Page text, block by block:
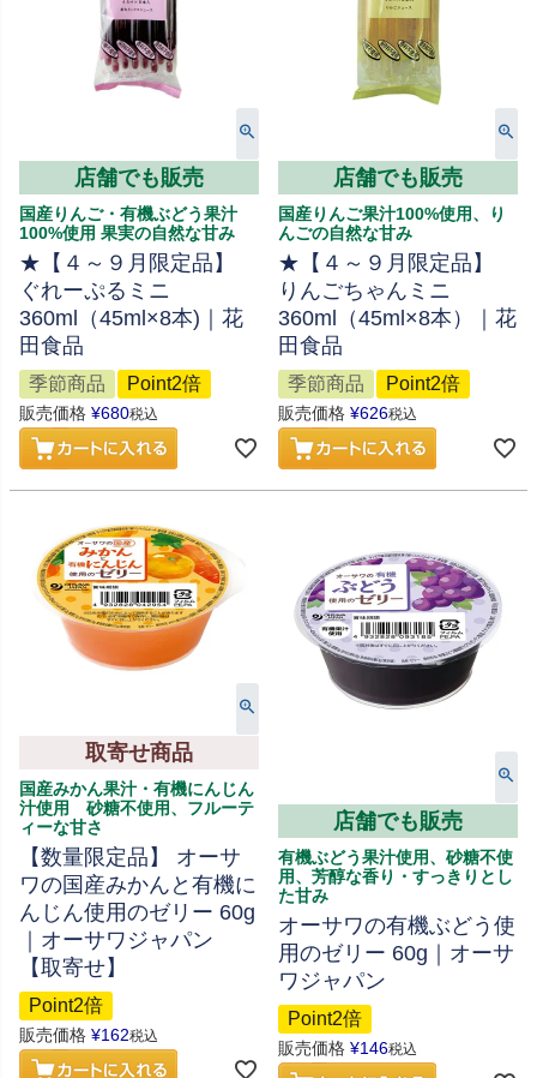
店舗でも販売
国産りんご・有機ぶどう果汁
100%使用 果実の自然な甘み
★【４～９月限定品】
ぐれーぷるミニ
360ml（45ml×8本)｜花
田食品
季節商品 Point2倍
販売価格 ¥680税込
店舗でも販売
国産りんご果汁100%使用、り
んごの自然な甘み
★【４～９月限定品】
りんごちゃんミニ
360ml（45ml×8本）｜花
田食品
季節商品 Point2倍
販売価格 ¥626税込
取寄せ商品
国産みかん果汁・有機にんじん
汁使用 砂糖不使用、フルーテ
ィーな甘さ
【数量限定品】 オーサ
ワの国産みかんと有機に
んじん使用のゼリー 60g
｜オーサワジャパン
【取寄せ】
Point2倍
販売価格 ¥162税込
店舗でも販売
有機ぶどう果汁使用、砂糖不使
用、芳醇な香り・すっきりとし
た甘み
オーサワの有機ぶどう使
用のゼリー 60g｜オーサ
ワジャパン
Point2倍
販売価格 ¥146税込